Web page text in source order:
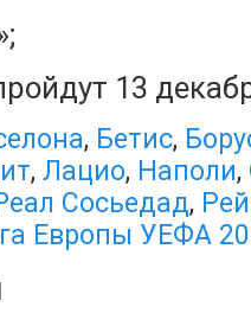
13
, Бетис,
, Лацио, Наполи,
Сосьедад,
Европы УЕФА